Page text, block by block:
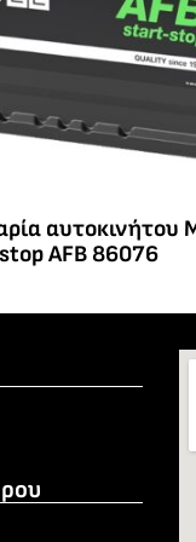
αυτοκινήτου
AFB 86076